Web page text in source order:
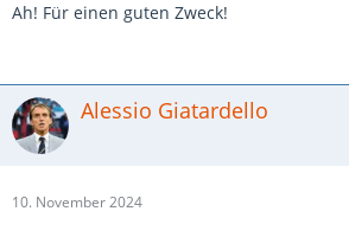
Ah! Für einen guten Zweck!
Alessio Giatardello
10. November 2024